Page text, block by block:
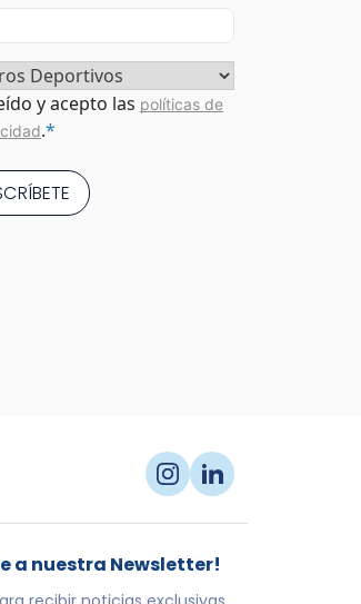
*
*
y acepto las políticas de
.*
a nuestra Newsletter!